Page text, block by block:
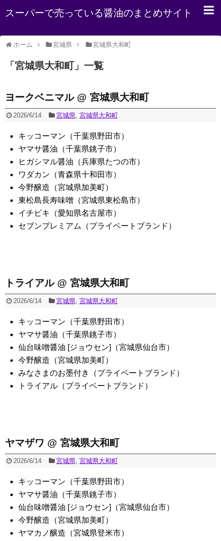
スーパーで売っている醤油のまとめサイト
ホーム 宮城県 宮城県大和町
「 宮城県大和町」 一覧
ヨークベニマル @ 宮城県大和町
2026/6/14 宮城県, 宮城県大和町
キッコーマン（千葉県野田市）
ヤマサ醤油（千葉県銚子市）
ヒガシマル醤油（兵庫県たつの市）
ワダカン（青森県十和田市）
今野醸造（宮城県加美町）
東松島長寿味噌（宮城県東松島市）
イチビキ（愛知県名古屋市）
セブンプレミアム（プライベートブランド）
トライアル @ 宮城県大和町
2026/6/14 宮城県, 宮城県大和町
キッコーマン（千葉県野田市）
ヤマサ醤油（千葉県銚子市）
仙台味噌醤油 [ジョウセン]（宮城県仙台市）
今野醸造（宮城県加美町）
みなさまのお墨付き（プライベートブランド）
トライアル（プライベートブランド）
ヤマザワ @ 宮城県大和町
2026/6/14 宮城県, 宮城県大和町
キッコーマン（千葉県野田市）
ヤマサ醤油（千葉県銚子市）
仙台味噌醤油 [ジョウセン]（宮城県仙台市）
今野醸造（宮城県加美町）
ヤマカノ醸造（宮城県登米市）